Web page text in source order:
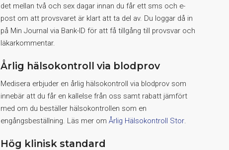
det mellan två och sex dagar innan du får ett sms och e-
post om att provsvaret är klart att ta del av. Du loggar då in
på Min Journal via Bank-ID för att få tillgång till provsvar och
läkarkommentar.
Årlig hälsokontroll via blodprov
Medisera erbjuder en årlig hälsokontroll via blodprov som
innebär att du får en kallelse från oss samt rabatt jämfört
med om du beställer hälsokontrollen som en
engångsbeställning. Läs mer om Årlig Hälsokontroll Stor.
Hög klinisk standard